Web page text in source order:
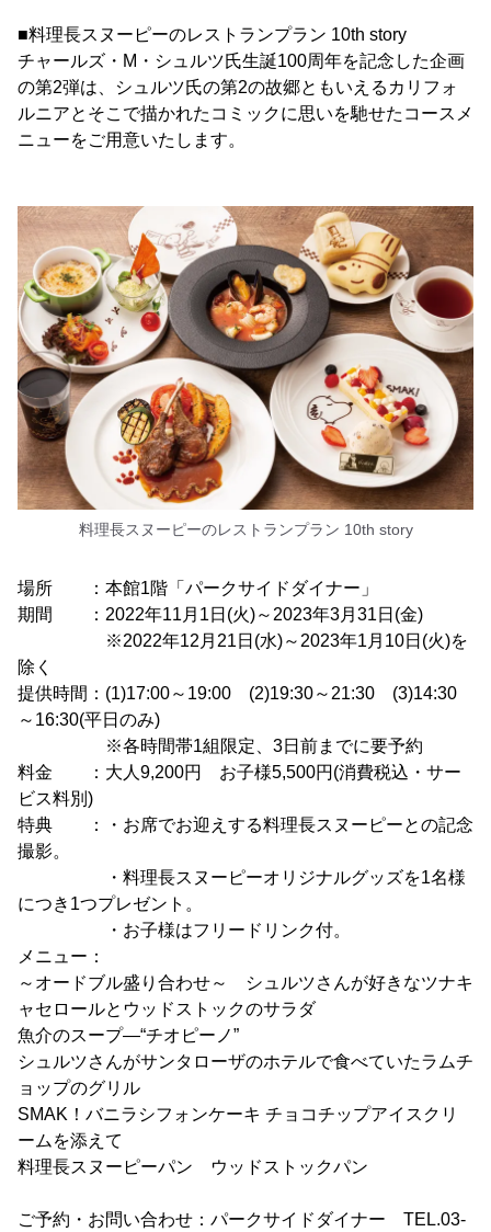
■料理長スヌーピーのレストランプラン 10th story
チャールズ・M・シュルツ氏生誕100周年を記念した企画
の第2弾は、シュルツ氏の第2の故郷ともいえるカリフォ
ルニアとそこで描かれたコミックに思いを馳せたコースメ
ニューをご用意いたします。
料理長スヌーピーのレストランプラン 10th story
場所 ：本館1階「パークサイドダイナー」
期間 ：2022年11月1日(火)～2023年3月31日(金)
※2022年12月21日(水)～2023年1月10日(火)を
除く
提供時間：(1)17:00～19:00 (2)19:30～21:30 (3)14:30
～16:30(平日のみ)
※各時間帯1組限定、3日前までに要予約
料金 ：大人9,200円 お子様5,500円(消費税込・サー
ビス料別)
特典 ：・お席でお迎えする料理長スヌーピーとの記念
撮影。
・料理長スヌーピーオリジナルグッズを1名様
につき1つプレゼント。
・お子様はフリードリンク付。
メニュー：
～オードブル盛り合わせ～ シュルツさんが好きなツナキ
ャセロールとウッドストックのサラダ
魚介のスープ―“チオピーノ”
シュルツさんがサンタローザのホテルで食べていたラムチ
ョップのグリル
SMAK！バニラシフォンケーキ チョコチップアイスクリ
ームを添えて
料理長スヌーピーパン ウッドストックパン
ご予約・お問い合わせ：パークサイドダイナー TEL.03-